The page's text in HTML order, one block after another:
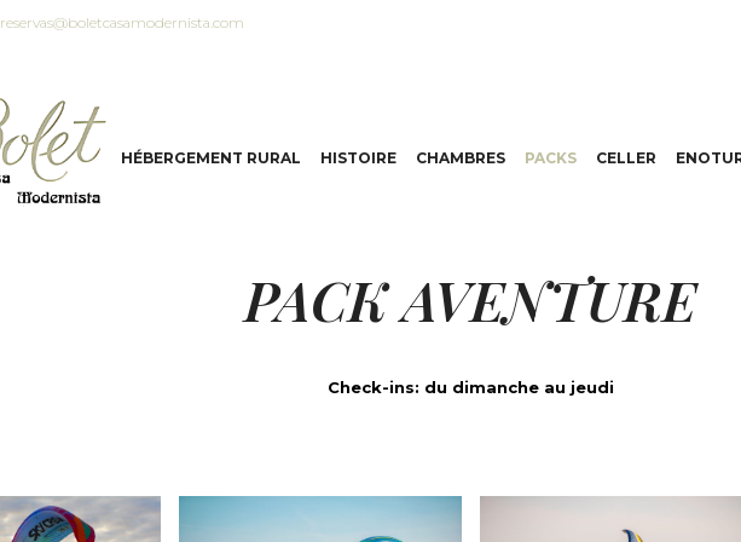
reservas@boletcasamodernista.com
HÉBERGEMENT RURAL HISTOIRE CHAMBRES PACKS CELLER
PACK AVENTURE
Check-ins: du dimanche au jeudi